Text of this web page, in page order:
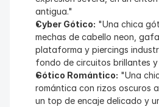
antigua."
Cyber Gótico: "Una chica
mechas de cabello neon,
plataforma y piercings
fondo de circuitos brillantes y
Gótico Romántico: "Una
romántica con rizos oscuros
un top de encaje delicado y